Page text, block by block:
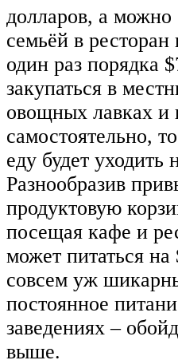
долларов, а можно
семьёй в ресторан
один раз порядка
закупаться в
овощных лавках и
самостоятельно,
еду будет уходить
Разнообразив
продуктовую
посещая кафе и
может питаться
совсем уж
постоянное
заведениях –
выше.